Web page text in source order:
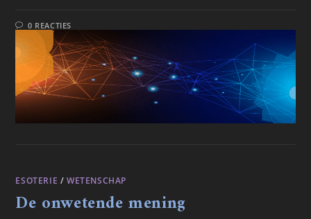
0 REACTIES
ESOTERIE /WETENSCHAP
De onwetende mening